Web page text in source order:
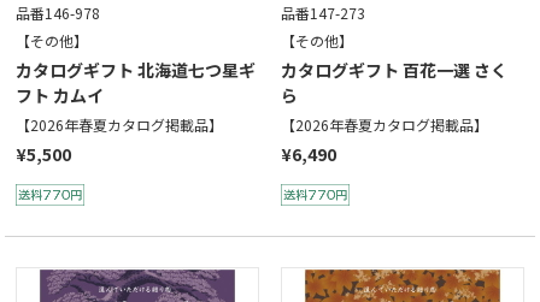
品番146-978
【その他】
カタログギフト 北海道七つ星ギ
フト カムイ
【2026年春夏カタログ掲載品】
¥5,500
品番147-273
【その他】
カタログギフト 百花一選 さく
ら
【2026年春夏カタログ掲載品】
¥6,490